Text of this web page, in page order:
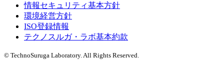
情報セキュリティ基本方針
環境経営方針
ISO登録情報
テクノスルガ・ラボ基本約款
© TechnoSuruga Laboratory. All Rights Reserved.